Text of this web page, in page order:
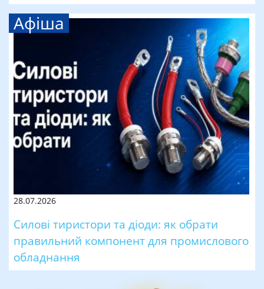
Афіша
28.07.2026
Силові тиристори та діоди: як обрати
правильний компонент для промислового
обладнання